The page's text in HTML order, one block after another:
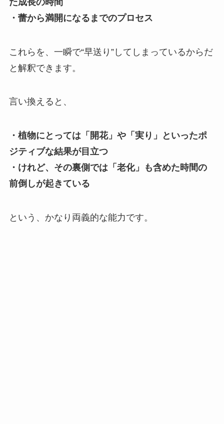
・蕾から満開になるまでのプロセス
これらを、一瞬で“早送り”してしまっているからだ
と解釈できます。
言い換えると、
・植物にとっては「開花」や「実り」といったポ
ジティブな結果が目立つ
・けれど、その裏側では「老化」も含めた時間の
前倒しが起きている
という、かなり両義的な能力です。